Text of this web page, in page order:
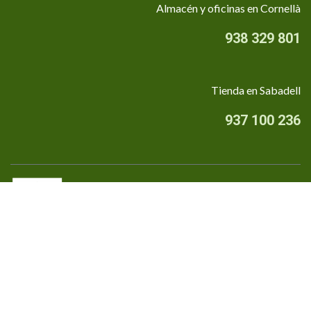
Almacén y oficinas en Cornellà
938 329 801
Tienda en Sabadell
937 100 236